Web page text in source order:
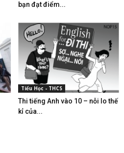
bạn đạt điểm...
Tiểu Học - THCS
Thi tiếng Anh vào 10 – nỗi lo thế
kỉ của...